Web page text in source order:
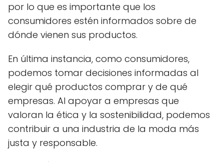
por lo que es importante que los
consumidores estén informados sobre de
dónde vienen sus productos.
En última instancia, como consumidores,
podemos tomar decisiones informadas al
elegir qué productos comprar y de qué
empresas. Al apoyar a empresas que
valoran la ética y la sostenibilidad, podemos
contribuir a una industria de la moda más
justa y responsable.